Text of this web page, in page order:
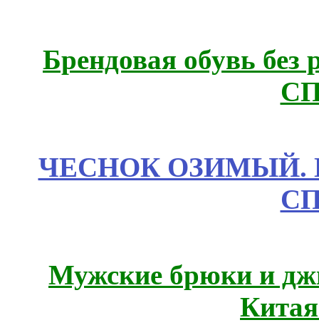
Брендовая обувь без
ЧЕСНОК ОЗИМЫЙ.
Мужские брюки и